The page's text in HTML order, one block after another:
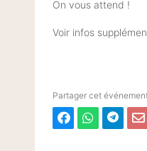
On vous attend !
Voir infos